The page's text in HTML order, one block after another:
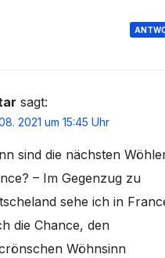
sagt:
2021 um 15:45 Uhr
sind die nächsten
– Im Gegenzug zu
sehe ich in
die Chance, den
Wöhnsinn